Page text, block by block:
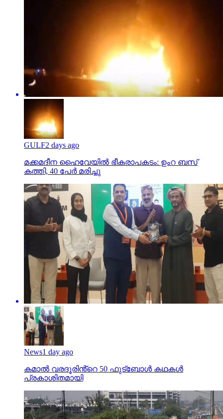
GULF2 days ago
മക്കമദീന ഹൈവേയില്‍ ഭീകരാപകടം: ഉംറ ബസ്
കത്തി, 40 പേര്‍ മരിച്ചു
News1 day ago
കമാൽ വരദൂരിൻ്റെ 50 ഫുട്ബോൾ കഥകൾ
പ്രകാശിതമായി